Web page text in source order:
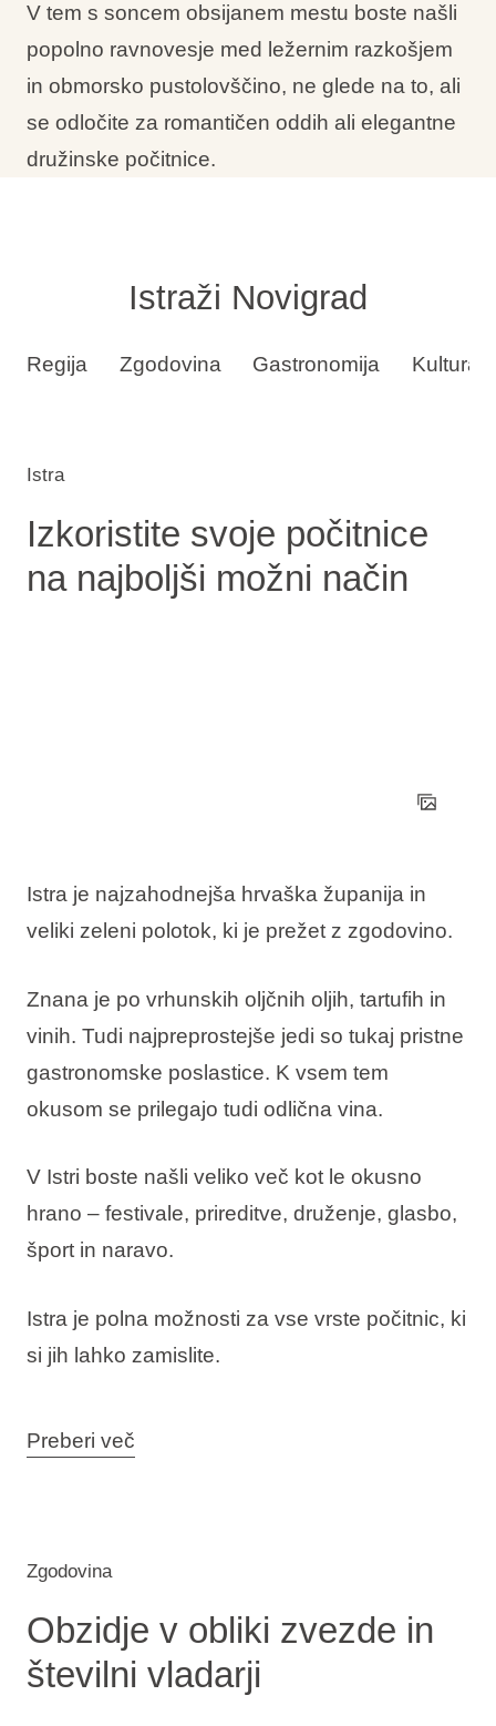
V tem s soncem obsijanem mestu boste našli
popolno ravnovesje med ležernim razkošjem
in obmorsko pustolovščino, ne glede na to, ali
se odločite za romantičen oddih ali elegantne
družinske počitnice.
Istraži Novigrad
Regija Zgodovina Gastronomija Kultura
Istra
Izkoristite svoje počitnice
na najboljši možni način
Istra je najzahodnejša hrvaška županija in
veliki zeleni polotok, ki je prežet z zgodovino.
Znana je po vrhunskih oljčnih oljih, tartufih in
vinih. Tudi najpreprostejše jedi so tukaj pristne
gastronomske poslastice. K vsem tem
okusom se prilegajo tudi odlična vina.
V Istri boste našli veliko več kot le okusno
hrano – festivale, prireditve, druženje, glasbo,
šport in naravo.
Istra je polna možnosti za vse vrste počitnic, ki
si jih lahko zamislite.
Preberi več
Zgodovina
Obzidje v obliki zvezde in
številni vladarji